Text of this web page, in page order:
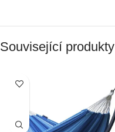
Související produkty